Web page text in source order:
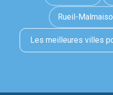
Rueil-
Les meilleures villes